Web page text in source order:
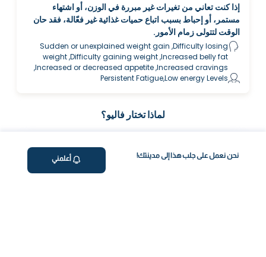
نحن نعمل على جلب هذا إلى مدينتك! أعلمني
إذا كنت تعاني من تغيرات غير مبررة في الوزن، أو اشتهاء
مستمر، أو إحباط بسبب اتباع حميات غذائية غير فعّالة، فقد حان
الوقت لتتولى زمام الأمور.
Sudden or unexplained weight gain ,Difficulty losing
weight ,Difficulty gaining weight ,Increased belly fat
,Increased or decreased appetite ,Increased cravings
Persistent Fatigue,Low energy Levels
لماذا تختار فاليو؟